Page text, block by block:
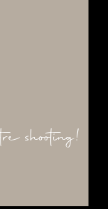
shooting!